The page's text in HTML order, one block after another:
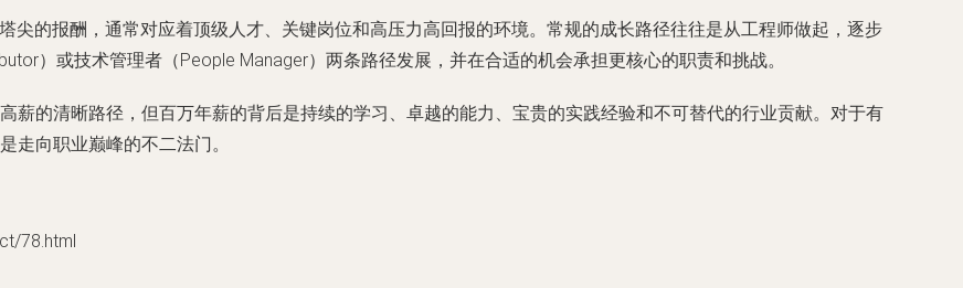
尖的报酬，通常对应着顶级人才、关键岗位和高压力高回报的环境。常规的成长路径往往是从工程师做起，逐步
）或技术管理者（People Manager）两条路径发展，并在合适的机会承担更核心的职责和挑战。
薪的清晰路径，但百万年薪的背后是持续的学习、卓越的能力、宝贵的实践经验和不可替代的行业贡献。对于有
走向职业巅峰的不二法门。
78.html